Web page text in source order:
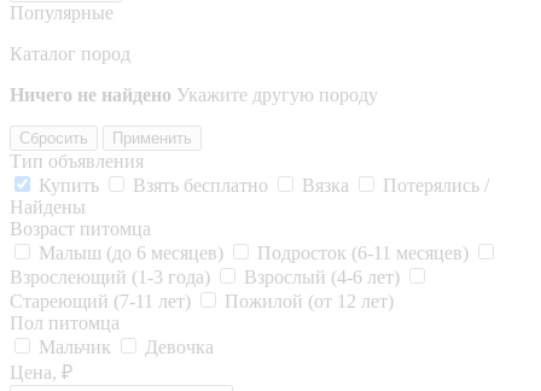
Популярные
Каталог пород
Ничего не найдено Укажите другую породу
Сбросить Применить
Тип объявления
Купить
Взять бесплатно Вязка
Потерялись /
Найдены
Возраст питомца
Малыш (до 6 месяцев)
Подросток (6-11 месяцев)
Взрослеющий (1-3 года)
Взрослый (4-6 лет)
Стареющий (7-11 лет)
Пожилой (от 12 лет)
Пол питомца
Мальчик
Девочка
Цена, ₽